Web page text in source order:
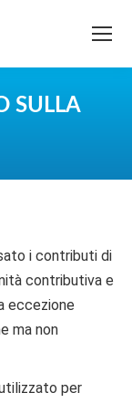
SULLA
i contributi di
contributiva e
eccezione
ma non
per